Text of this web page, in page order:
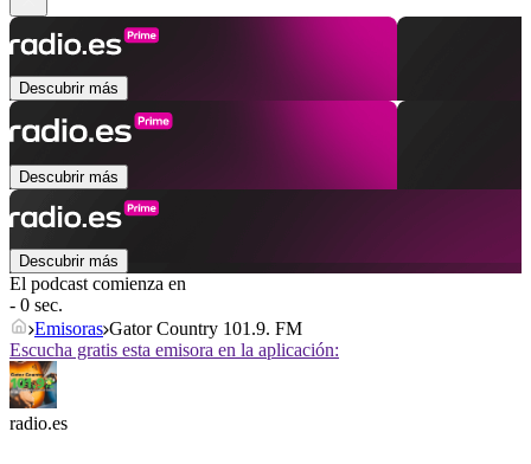
Descubrir más
Descubrir más
Descubrir más
El podcast comienza en
- 0 sec.
Emisoras Gator Country 101.9. FM
Escucha gratis esta emisora en la aplicación:
radio.es